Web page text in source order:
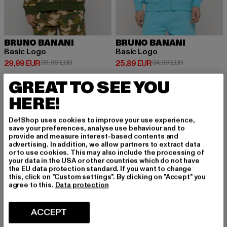
BRUNO BANANI
Basic Logo
29,99 EUR
Prix courant: 29,99 EUR
39,99 EURPrix en promotion: 39,99 EUR
BRUNO BANANI
Basic Logo
25,89 EUR
Prix courant: 25,89 EUR
34,99 EURPrix en
-15%
GREAT TO SEE YOU
HERE!
DefShop uses cookies to improve your use experience,
save your preferences, analyse use behaviour and to
provide and measure interest-based contents and
advertising. In addition, we allow partners to extract data
or to use cookies. This may also include the processing of
your data in the USA or other countries which do not have
the EU data protection standard. If you want to change
this, click on "Custom settings". By clicking on "Accept" you
agree to this. Data protection
ACCEPT